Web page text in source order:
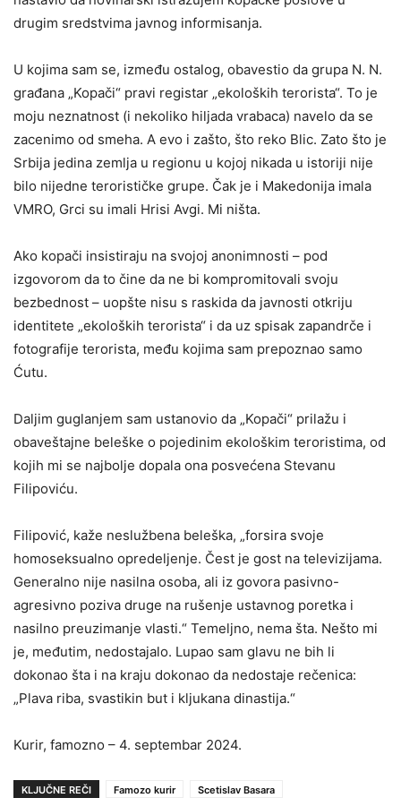
drugim sredstvima javnog informisanja.
U kojima sam se, između ostalog, obavestio da grupa N. N.
građana „Kopači“ pravi registar „ekoloških terorista“. To je
moju neznatnost (i nekoliko hiljada vrabaca) navelo da se
zacenimo od smeha. A evo i zašto, što reko Blic. Zato što je
Srbija jedina zemlja u regionu u kojoj nikada u istoriji nije
bilo nijedne terorističke grupe. Čak je i Makedonija imala
VMRO, Grci su imali Hrisi Avgi. Mi ništa.
Ako kopači insistiraju na svojoj anonimnosti – pod
izgovorom da to čine da ne bi kompromitovali svoju
bezbednost – uopšte nisu s raskida da javnosti otkriju
identitete „ekoloških terorista“ i da uz spisak zapandrče i
fotografije terorista, među kojima sam prepoznao samo
Ćutu.
Daljim guglanjem sam ustanovio da „Kopači“ prilažu i
obaveštajne beleške o pojedinim ekološkim teroristima, od
kojih mi se najbolje dopala ona posvećena Stevanu
Filipoviću.
Filipović, kaže neslužbena beleška, „forsira svoje
homoseksualno opredeljenje. Čest je gost na televizijama.
Generalno nije nasilna osoba, ali iz govora pasivno-
agresivno poziva druge na rušenje ustavnog poretka i
nasilno preuzimanje vlasti.“ Temeljno, nema šta. Nešto mi
je, međutim, nedostajalo. Lupao sam glavu ne bih li
dokonao šta i na kraju dokonao da nedostaje rečenica:
„Plava riba, svastikin but i kljukana dinastija.“
Kurir, famozno – 4. septembar 2024.
KLJUČNE REČI Famozo kurir Scetislav Basara